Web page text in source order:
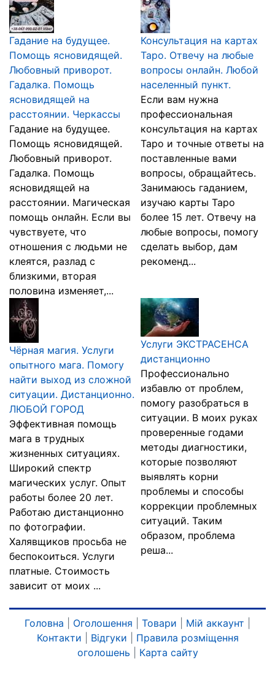
Гадание на будущее.
Помощь ясновидящей.
Любовный приворот.
Гадалка. Помощь
ясновидящей на
расстоянии. Черкассы
Гадание на будущее.
Помощь ясновидящей.
Любовный приворот.
Гадалка. Помощь
ясновидящей на
расстоянии. Магическая
помощь онлайн. Если вы
чувствуете, что
отношения с людьми не
клеятся, разлад с
близкими, вторая
половина изменяет,...
Консультация на картах
Таро. Отвечу на любые
вопросы онлайн. Любой
населенный пункт.
Если вам нужна
профессиональная
консультация на картах
Таро и точные ответы на
поставленные вами
вопросы, обращайтесь.
Занимаюсь гаданием,
изучаю карты Таро
более 15 лет. Отвечу на
любые вопросы, помогу
сделать выбор, дам
рекоменд...
Чёрная магия. Услуги
опытного мага. Помогу
найти выход из сложной
ситуации. Дистанционно.
ЛЮБОЙ ГОРОД
Эффективная помощь
мага в трудных
жизненных ситуациях.
Широкий спектр
магических услуг. Опыт
работы более 20 лет.
Работаю дистанционно
по фотографии.
Халявщиков просьба не
беспокоиться. Услуги
платные. Стоимость
зависит от моих ...
Услуги ЭКСТРАСЕНСА
дистанционно
Профессионально
избавлю от проблем,
помогу разобраться в
ситуации. В моих руках
проверенные годами
методы диагностики,
которые позволяют
выявлять корни
проблемы и способы
коррекции проблемных
ситуаций. Таким
образом, проблема
реша...
Головна Оголошення Товари Мій аккаунт
Контакти
Відгуки
Правила розміщення
оголошень
Карта сайту